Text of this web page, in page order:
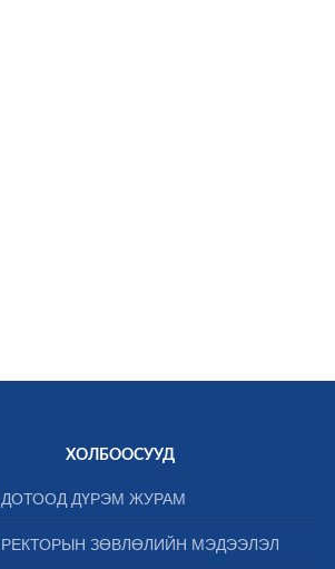
ХОЛБООСУУД
ДОТООД ДҮРЭМ ЖУРАМ
РЕКТОРЫН ЗӨВЛӨЛИЙН МЭДЭЭЛЭЛ